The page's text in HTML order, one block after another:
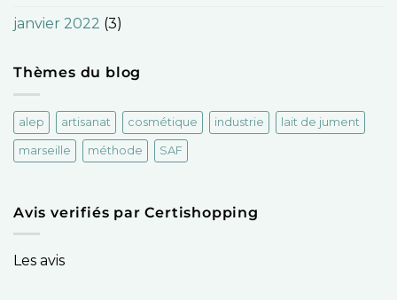
janvier 2022 (3)
Thèmes du blog
alep artisanat cosmétique industrie lait de jument
marseille méthode SAF
Avis verifiés par Certishopping
Les avis